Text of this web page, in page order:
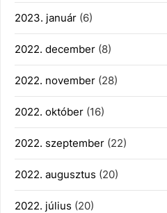
2023. január (6)
2022. december (8)
2022. november (28)
2022. október (16)
2022. szeptember (22)
2022. augusztus (20)
2022. július (20)